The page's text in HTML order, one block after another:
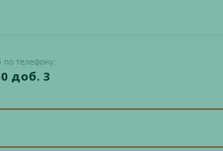
по телефону:
доб. 3